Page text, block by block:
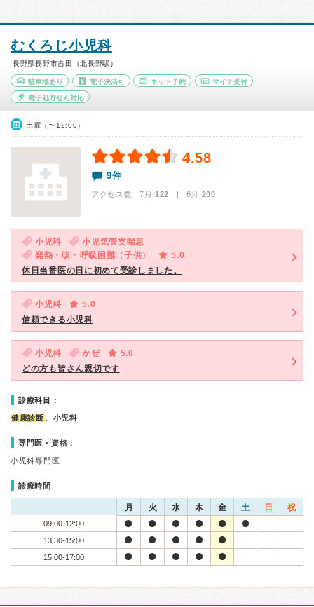
むくろじ小児科
長野県長野市吉田（北長野駅）
駐車場あり 電子決済可 ネット予約 マイナ受付
電子処方せん対応
土曜（〜12:00）
4.58
9件
アクセス数 7月:122 | 6月:200
小児科
小児気管支喘息
発熱・咳・呼吸困難（子供）
5.0
休日当番医の日に初めて受診しました。
小児科
5.0
信頼できる小児科
小児科 かぜ
5.0
どの方も皆さん親切です
診療科目：
健康診断 、小児科
専門医・資格：
小児科専門医
診療時間
月 火 水 木 金 土 日 祝
09:00-12:00
13:30-15:00
15:00-17:00